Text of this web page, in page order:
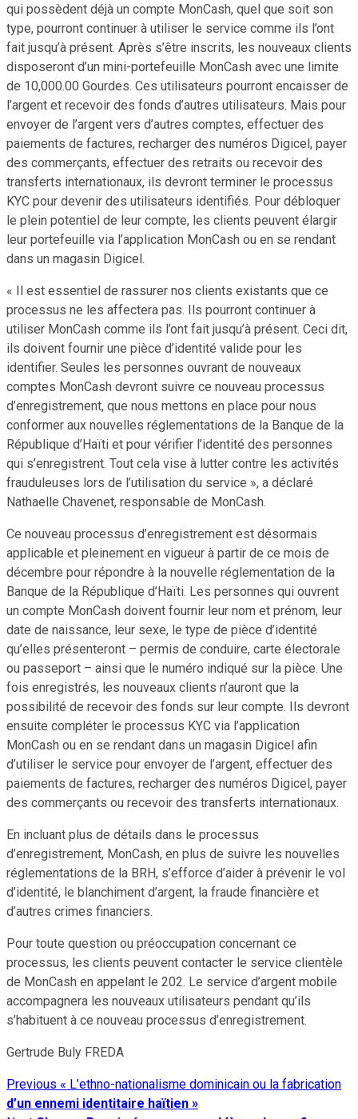
qui possèdent déjà un compte MonCash, quel que soit son
type, pourront continuer à utiliser le service comme ils l’ont
fait jusqu’à présent. Après s’être inscrits, les nouveaux clients
disposeront d’un mini-portefeuille MonCash avec une limite
de 10,000.00 Gourdes. Ces utilisateurs pourront encaisser de
l’argent et recevoir des fonds d’autres utilisateurs. Mais pour
envoyer de l’argent vers d’autres comptes, effectuer des
paiements de factures, recharger des numéros Digicel, payer
des commerçants, effectuer des retraits ou recevoir des
transferts internationaux, ils devront terminer le processus
KYC pour devenir des utilisateurs identifiés. Pour débloquer
le plein potentiel de leur compte, les clients peuvent élargir
leur portefeuille via l’application MonCash ou en se rendant
dans un magasin Digicel.
« Il est essentiel de rassurer nos clients existants que ce
processus ne les affectera pas. Ils pourront continuer à
utiliser MonCash comme ils l’ont fait jusqu’à présent. Ceci dit,
ils doivent fournir une pièce d’identité valide pour les
identifier. Seules les personnes ouvrant de nouveaux
comptes MonCash devront suivre ce nouveau processus
d’enregistrement, que nous mettons en place pour nous
conformer aux nouvelles réglementations de la Banque de la
République d’Haïti et pour vérifier l’identité des personnes
qui s’enregistrent. Tout cela vise à lutter contre les activités
frauduleuses lors de l’utilisation du service », a déclaré
Nathaelle Chavenet, responsable de MonCash.
Ce nouveau processus d’enregistrement est désormais
applicable et pleinement en vigueur à partir de ce mois de
décembre pour répondre à la nouvelle réglementation de la
Banque de la République d’Haïti. Les personnes qui ouvrent
un compte MonCash doivent fournir leur nom et prénom, leur
date de naissance, leur sexe, le type de pièce d’identité
qu’elles présenteront – permis de conduire, carte électorale
ou passeport – ainsi que le numéro indiqué sur la pièce. Une
fois enregistrés, les nouveaux clients n’auront que la
possibilité de recevoir des fonds sur leur compte. Ils devront
ensuite compléter le processus KYC via l’application
MonCash ou en se rendant dans un magasin Digicel afin
d’utiliser le service pour envoyer de l’argent, effectuer des
paiements de factures, recharger des numéros Digicel, payer
des commerçants ou recevoir des transferts internationaux.
En incluant plus de détails dans le processus
d’enregistrement, MonCash, en plus de suivre les nouvelles
réglementations de la BRH, s’efforce d’aider à prévenir le vol
d’identité, le blanchiment d’argent, la fraude financière et
d’autres crimes financiers.
Pour toute question ou préoccupation concernant ce
processus, les clients peuvent contacter le service clientèle
de MonCash en appelant le 202. Le service d’argent mobile
accompagnera les nouveaux utilisateurs pendant qu’ils
s’habituent à ce nouveau processus d’enregistrement.
Gertrude Buly FREDA
Continue
Previous « L’ethno-nationalisme dominicain ou la fabrication
d’un ennemi identitaire haïtien »